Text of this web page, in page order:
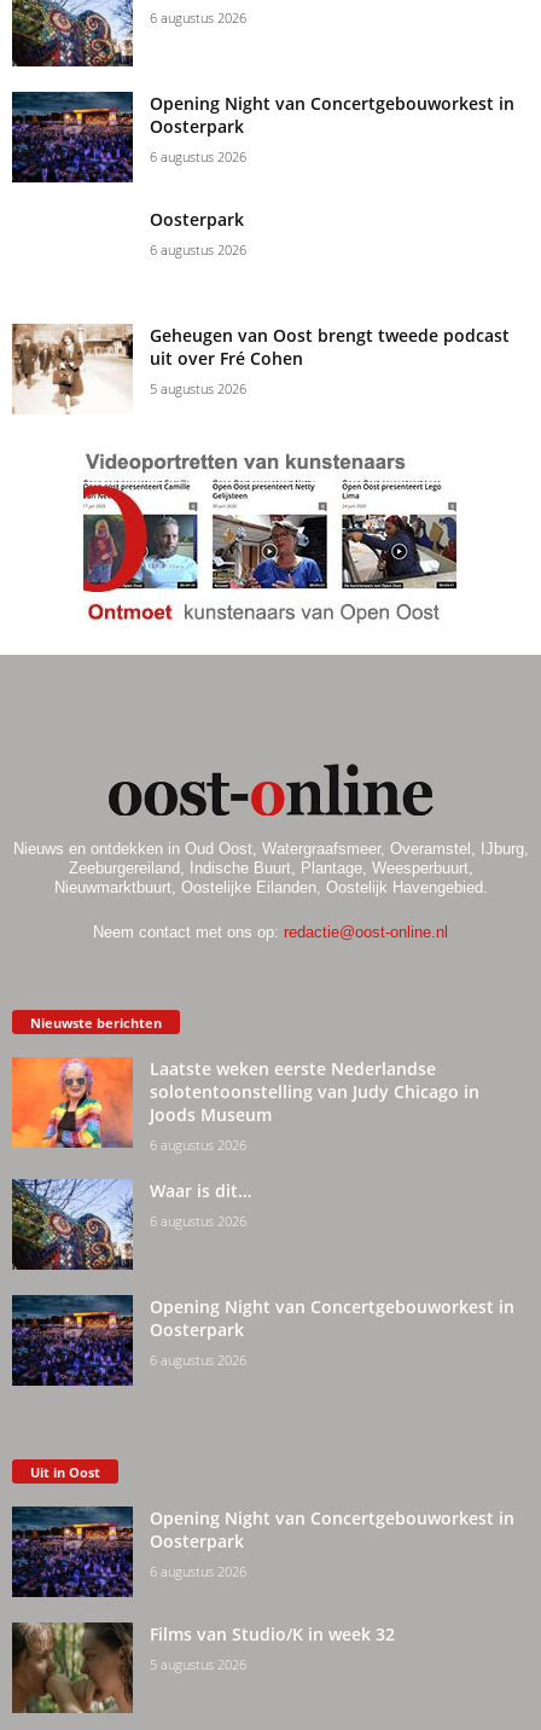
6 augustus 2026
Opening Night van Concertgebouworkest in
Oosterpark
6 augustus 2026
Oosterpark
6 augustus 2026
Geheugen van Oost brengt tweede podcast
uit over Fré Cohen
5 augustus 2026
Nieuws en ontdekken in Oud Oost, Watergraafsmeer, Overamstel, IJburg,
Zeeburgereiland, Indische Buurt, Plantage, Weesperbuurt,
Nieuwmarktbuurt, Oostelijke Eilanden, Oostelijk Havengebied.
Neem contact met ons op: redactie@oost-online.nl
Nieuwste berichten
Laatste weken eerste Nederlandse
solotentoonstelling van Judy Chicago in
Joods Museum
6 augustus 2026
Waar is dit…
6 augustus 2026
Opening Night van Concertgebouworkest in
Oosterpark
6 augustus 2026
Uit in Oost
Opening Night van Concertgebouworkest in
Oosterpark
6 augustus 2026
Films van Studio/K in week 32
5 augustus 2026